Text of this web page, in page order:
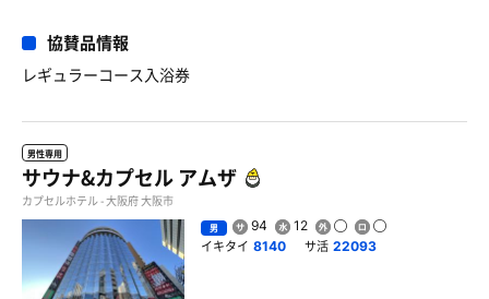
協賛品情報
レギュラーコース入浴券
男性専用
サウナ&カプセル アムザ
カプセルホテル - 大阪府 大阪市
男 94 12
イキタイ 8140 サ活 22093